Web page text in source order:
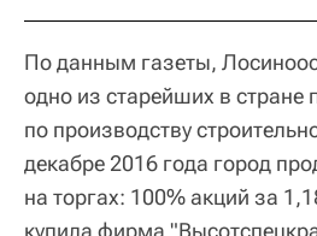
По данным газеты,
одно из старейших в стране
по производству
декабре 2016 года город
на торгах: 100% акций за
купила фирма